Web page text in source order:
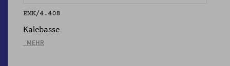
EMK/4.408
Kalebasse
_MEHR